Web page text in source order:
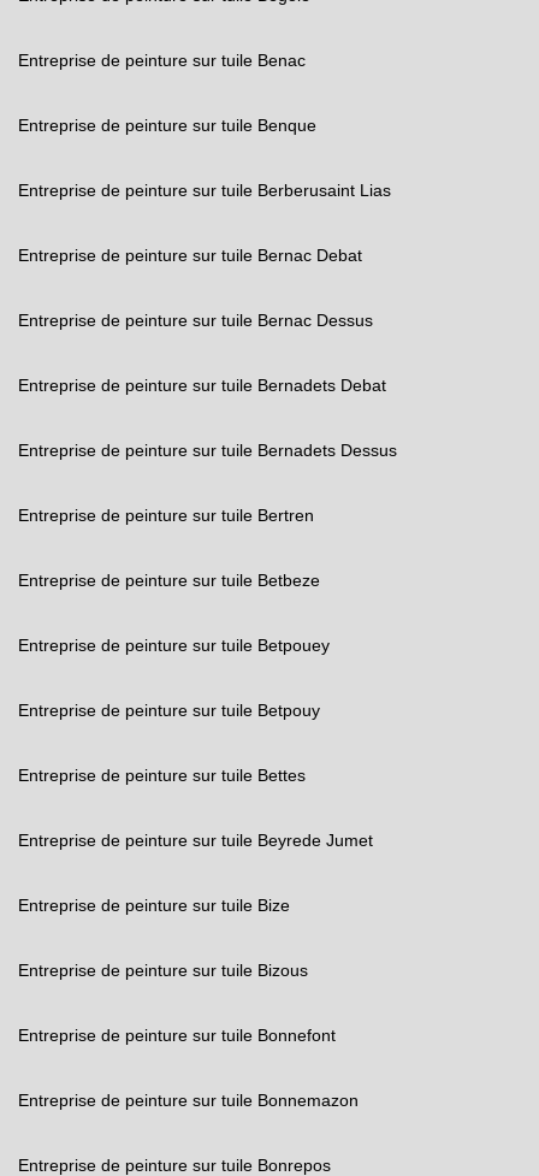
Entreprise de peinture sur tuile Benac
Entreprise de peinture sur tuile Benque
Entreprise de peinture sur tuile Berberusaint Lias
Entreprise de peinture sur tuile Bernac Debat
Entreprise de peinture sur tuile Bernac Dessus
Entreprise de peinture sur tuile Bernadets Debat
Entreprise de peinture sur tuile Bernadets Dessus
Entreprise de peinture sur tuile Bertren
Entreprise de peinture sur tuile Betbeze
Entreprise de peinture sur tuile Betpouey
Entreprise de peinture sur tuile Betpouy
Entreprise de peinture sur tuile Bettes
Entreprise de peinture sur tuile Beyrede Jumet
Entreprise de peinture sur tuile Bize
Entreprise de peinture sur tuile Bizous
Entreprise de peinture sur tuile Bonnefont
Entreprise de peinture sur tuile Bonnemazon
Entreprise de peinture sur tuile Bonrepos